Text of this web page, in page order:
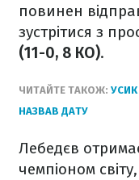
повинен
зустрітися з
(11-0, 8 КО).
ЧИТАЙТЕ ТАКОЖ:
НАЗВАВ ДАТУ
Лебедєв
чемпіоном